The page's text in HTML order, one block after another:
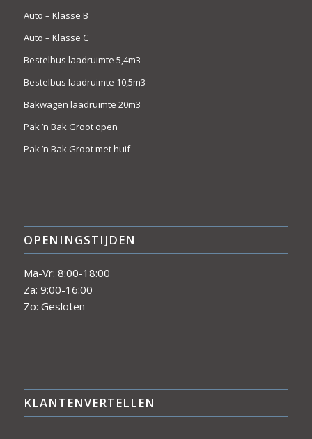
Auto – Klasse B
Auto – Klasse C
Bestelbus laadruimte 5,4m3
Bestelbus laadruimte 10,5m3
Bakwagen laadruimte 20m3
Pak ’n Bak Groot open
Pak ’n Bak Groot met huif
OPENINGSTIJDEN
Ma-Vr: 8:00-18:00
Za: 9:00-16:00
Zo: Gesloten
KLANTENVERTELLEN